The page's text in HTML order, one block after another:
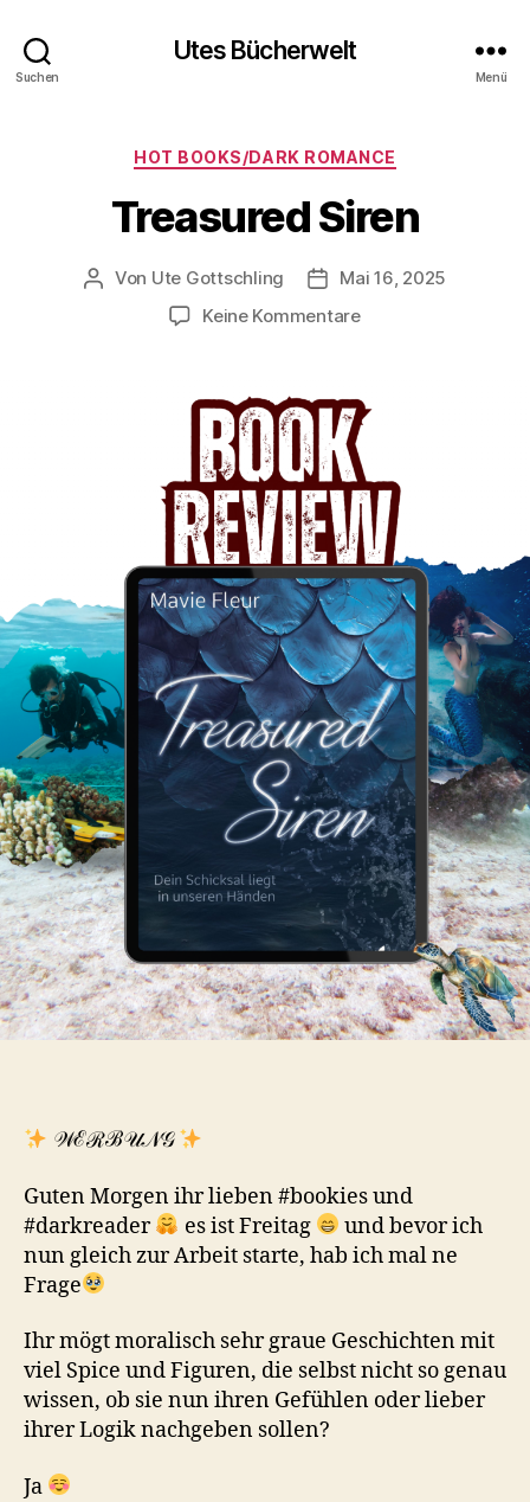
Suchen
Utes Bücherwelt
Menü
Kategorien
HOT BOOKS/DARK ROMANCE
Treasured Siren
Beitragsautor
Von Ute Gottschling Veröffentlichungsdatum
Mai 16, 2025
Keine Kommentarezu
𝒲ℰℛℬ𝒰𝒩𝒢
Guten Morgen ihr lieben #bookies und
#darkreader
es ist Freitag
und bevor ich
nun gleich zur Arbeit starte, hab ich mal ne
Frage
Ihr mögt moralisch sehr graue Geschichten mit
viel Spice und Figuren, die selbst nicht so genau
wissen, ob sie nun ihren Gefühlen oder lieber
ihrer Logik nachgeben sollen?
Ja